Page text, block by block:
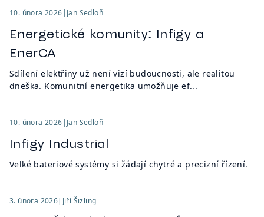
10. února 2026| Jan Sedloň
Energetické komunity: Infigy a
EnerCA
Sdílení elektřiny už není vizí budoucnosti, ale realitou
dneška. Komunitní energetika umožňuje ef...
10. února 2026| Jan Sedloň
Infigy Industrial
Velké bateriové systémy si žádají chytré a precizní řízení.
3. února 2026| Jiří Šizling